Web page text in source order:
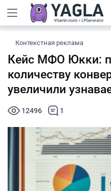
Контекстная реклама
Кейс МФО Юкки:
количеству
увеличили
12496 1